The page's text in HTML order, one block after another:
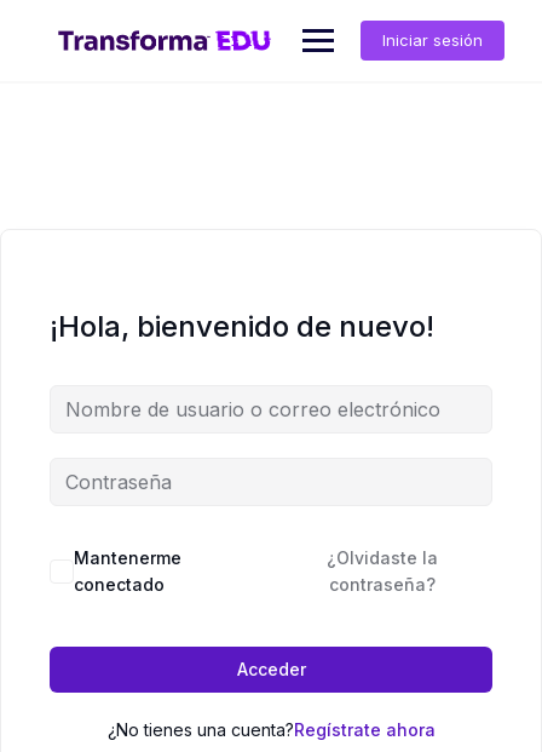
contenido
Iniciar sesión
¡Hola, bienvenido de nuevo!
Mantenerme
conectado
¿Olvidaste la
contraseña?
Acceder
¿No tienes una cuenta?Regístrate ahora